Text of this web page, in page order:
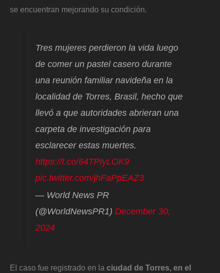
se encuentran mejorando su condición.
Tres mujeres perdieron la vida luego
de comer un pastel casero durante
una reunión familiar navideña en la
localidad de Torres, Brasil, hecho que
llevó a que autoridades abrieran una
carpeta de investigación para
esclarecer estas muertes.
https://t.co/64TPIyLOK9
pic.twitter.com/jhFaPpEAZ3
— World News PR
(@WorldNewsPR1)December 30,
2024
El caso fue registrado en la ciudad de Torres, en el